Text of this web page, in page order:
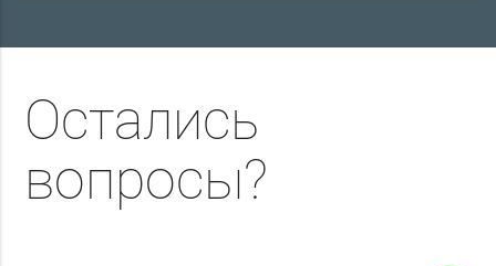
Остались
вопросы?